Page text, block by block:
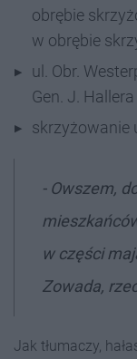
obrębie
w obrębie
ul. Obr.
Gen. J. Hallera
skrzyżowanie
- Owszem,
w części
Zowada,
Jak tłumaczy,